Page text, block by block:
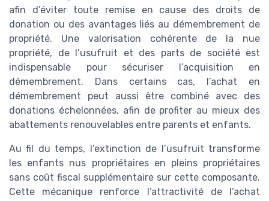
afin d’éviter toute remise en cause des droits de
donation ou des avantages liés au démembrement de
propriété. Une valorisation cohérente de la nue
propriété, de l’usufruit et des parts de société est
indispensable pour sécuriser l’acquisition en
démembrement. Dans certains cas, l’achat en
démembrement peut aussi être combiné avec des
donations échelonnées, afin de profiter au mieux des
abattements renouvelables entre parents et enfants.
Au fil du temps, l’extinction de l’usufruit transforme
les enfants nus propriétaires en pleins propriétaires
sans coût fiscal supplémentaire sur cette composante.
Cette mécanique renforce l’attractivité de l’achat